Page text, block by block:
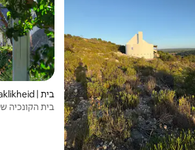
בית | Vermaaklikheid
בית הקונכיה